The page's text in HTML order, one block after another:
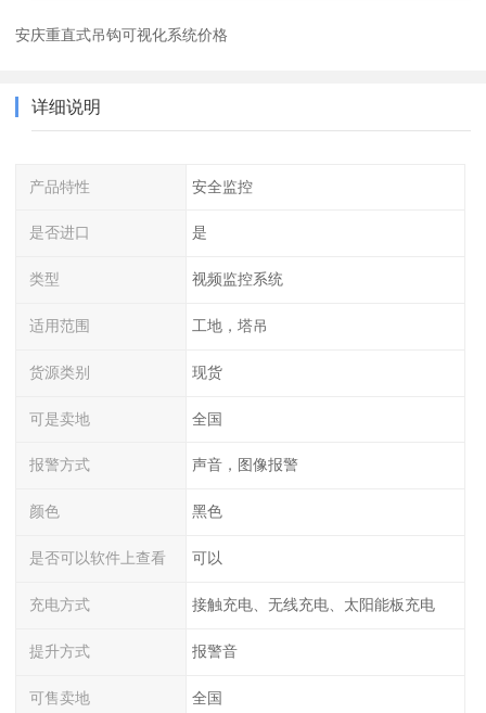
安庆重直式吊钩可视化系统价格
详细说明
产品特性 安全监控
是否进口 是
类型 视频监控系统
适用范围 工地，塔吊
货源类别 现货
可是卖地 全国
报警方式 声音，图像报警
颜色 黑色
是否可以软件上查看 可以
充电方式 接触充电、无线充电、太阳能板充电
提升方式 报警音
可售卖地 全国